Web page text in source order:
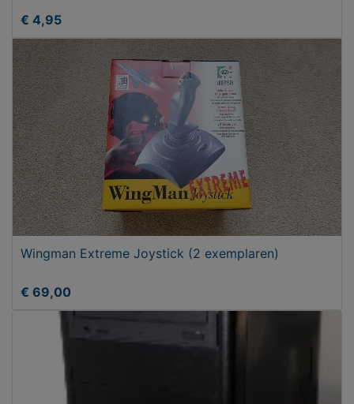
€ 4,95
Wingman Extreme Joystick (2 exemplaren)
€ 69,00